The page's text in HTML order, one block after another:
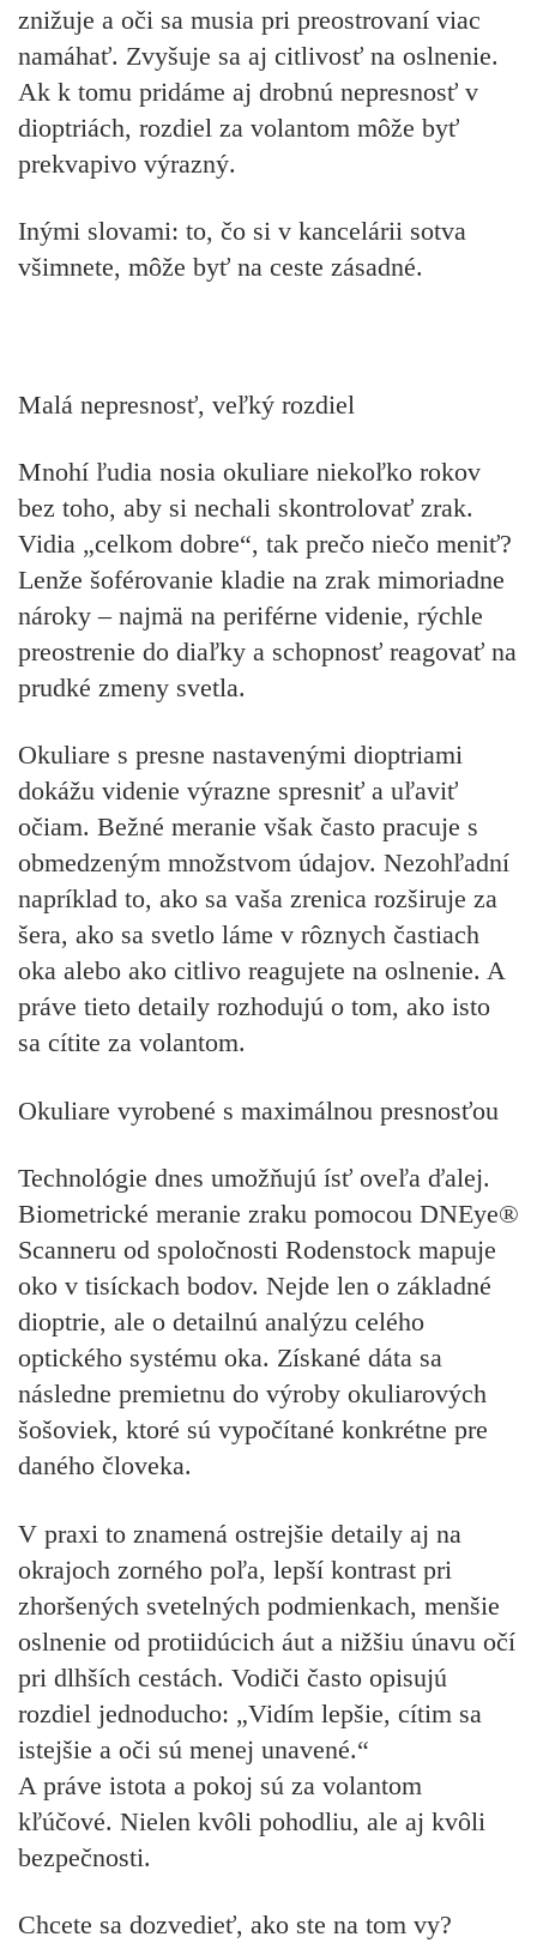
znižuje a oči sa musia pri preostrovaní viac
namáhať. Zvyšuje sa aj citlivosť na oslnenie.
Ak k tomu pridáme aj drobnú nepresnosť v
dioptriách, rozdiel za volantom môže byť
prekvapivo výrazný.
Inými slovami: to, čo si v kancelárii sotva
všimnete, môže byť na ceste zásadné.
Malá nepresnosť, veľký rozdiel
Mnohí ľudia nosia okuliare niekoľko rokov
bez toho, aby si nechali skontrolovať zrak.
Vidia „celkom dobre“, tak prečo niečo meniť?
Lenže šoférovanie kladie na zrak mimoriadne
nároky – najmä na periférne videnie, rýchle
preostrenie do diaľky a schopnosť reagovať na
prudké zmeny svetla.
Okuliare s presne nastavenými dioptriami
dokážu videnie výrazne spresniť a uľaviť
očiam. Bežné meranie však často pracuje s
obmedzeným množstvom údajov. Nezohľadní
napríklad to, ako sa vaša zrenica rozširuje za
šera, ako sa svetlo láme v rôznych častiach
oka alebo ako citlivo reagujete na oslnenie. A
práve tieto detaily rozhodujú o tom, ako isto
sa cítite za volantom.
Okuliare vyrobené s maximálnou presnosťou
Technológie dnes umožňujú ísť oveľa ďalej.
Biometrické meranie zraku pomocou DNEye®
Scanneru od spoločnosti Rodenstock mapuje
oko v tisíckach bodov. Nejde len o základné
dioptrie, ale o detailnú analýzu celého
optického systému oka. Získané dáta sa
následne premietnu do výroby okuliarových
šošoviek, ktoré sú vypočítané konkrétne pre
daného človeka.
V praxi to znamená ostrejšie detaily aj na
okrajoch zorného poľa, lepší kontrast pri
zhoršených svetelných podmienkach, menšie
oslnenie od protiidúcich áut a nižšiu únavu očí
pri dlhších cestách. Vodiči často opisujú
rozdiel jednoducho: „Vidím lepšie, cítim sa
istejšie a oči sú menej unavené.“
A práve istota a pokoj sú za volantom
kľúčové. Nielen kvôli pohodliu, ale aj kvôli
bezpečnosti.
Chcete sa dozvedieť, ako ste na tom vy?